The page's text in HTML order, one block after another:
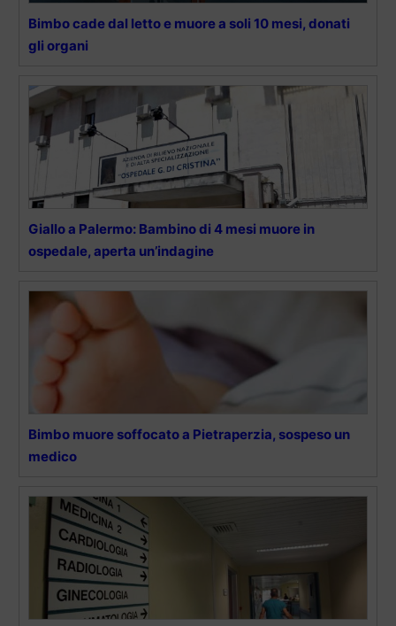
Bimbo cade dal letto e muore a soli 10 mesi, donati
gli organi
Giallo a Palermo: Bambino di 4 mesi muore in
ospedale, aperta un’indagine
Bimbo muore soffocato a Pietraperzia, sospeso un
medico